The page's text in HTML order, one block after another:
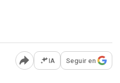
Abrir opciones para
IA Seguir en